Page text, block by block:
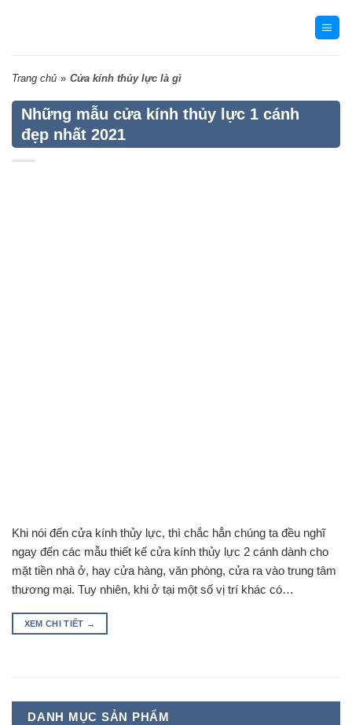
Trang chủ » Cửa kính thủy lực là gì
DANH MỤC SẢN PHẨM
Những mẫu cửa kính thủy lực 1 cánh
đẹp nhất 2021
Khi nói đến cửa kính thủy lực, thì chắc hẳn chúng ta đều nghĩ
ngay đến các mẫu thiết kế cửa kính thủy lực 2 cánh dành cho
mặt tiền nhà ở, hay cửa hàng, văn phòng, cửa ra vào trung tâm
thương mại. Tuy nhiên, khi ở tại một số vị trí khác có…
XEM CHI TIẾT →